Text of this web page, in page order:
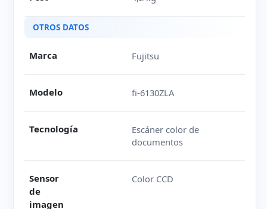
OTROS DATOS
Marca Fujitsu
Modelo fi-6130ZLA
Tecnología
Escáner color de
documentos
Sensor
de
imagen
Color CCD